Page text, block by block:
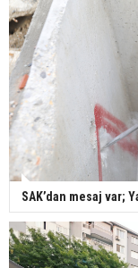
SAK’dan mesaj var;